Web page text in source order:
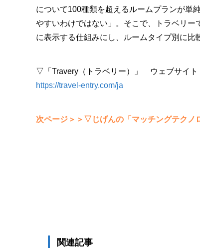
について100種類を超えるルームプランが単
やすいわけではない」。そこで、トラベリ
に表示する仕組みにし、ルームタイプ別に比
▽「Travery（トラベリー）」 ウェブサイト
https://travel-entry.com/ja
次ページ＞＞▽じげんの「マッチングテクノ
関連記事